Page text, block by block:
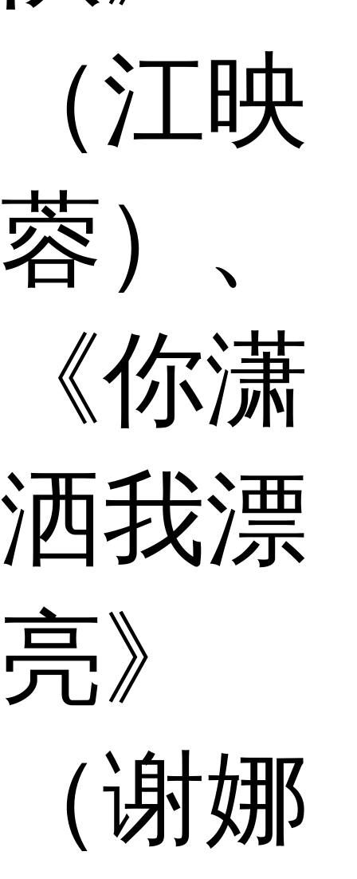
（江映
蓉）、
《你潇
洒我漂
亮》
（谢娜